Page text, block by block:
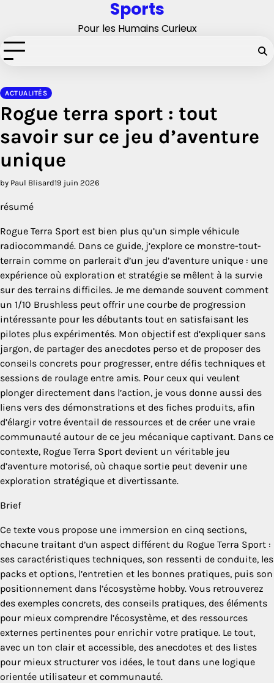
Sports
Pour les Humains Curieux
ACTUALITÉS
Rogue terra sport : tout
savoir sur ce jeu d’aventure
unique
by Paul Blisard19 juin 2026
résumé
Rogue Terra Sport est bien plus qu’un simple véhicule
radiocommandé. Dans ce guide, j’explore ce monstre-tout-
terrain comme on parlerait d’un jeu d’aventure unique : une
expérience où exploration et stratégie se mêlent à la survie
sur des terrains difficiles. Je me demande souvent comment
un 1/10 Brushless peut offrir une courbe de progression
intéressante pour les débutants tout en satisfaisant les
pilotes plus expérimentés. Mon objectif est d’expliquer sans
jargon, de partager des anecdotes perso et de proposer des
conseils concrets pour progresser, entre défis techniques et
sessions de roulage entre amis. Pour ceux qui veulent
plonger directement dans l’action, je vous donne aussi des
liens vers des démonstrations et des fiches produits, afin
d’élargir votre éventail de ressources et de créer une vraie
communauté autour de ce jeu mécanique captivant. Dans ce
contexte, Rogue Terra Sport devient un véritable jeu
d’aventure motorisé, où chaque sortie peut devenir une
exploration stratégique et divertissante.
Brief
Ce texte vous propose une immersion en cinq sections,
chacune traitant d’un aspect différent du Rogue Terra Sport :
ses caractéristiques techniques, son ressenti de conduite, les
packs et options, l’entretien et les bonnes pratiques, puis son
positionnement dans l’écosystème hobby. Vous retrouverez
des exemples concrets, des conseils pratiques, des éléments
pour mieux comprendre l’écosystème, et des ressources
externes pertinentes pour enrichir votre pratique. Le tout,
avec un ton clair et accessible, des anecdotes et des listes
pour mieux structurer vos idées, le tout dans une logique
orientée utilisateur et communauté.